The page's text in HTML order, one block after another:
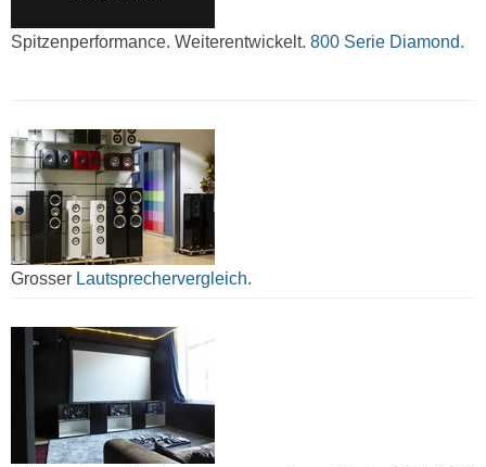
Spitzenperformance. Weiterentwickelt. 800 Serie Diamond.
Grosser Lautsprechervergleich.